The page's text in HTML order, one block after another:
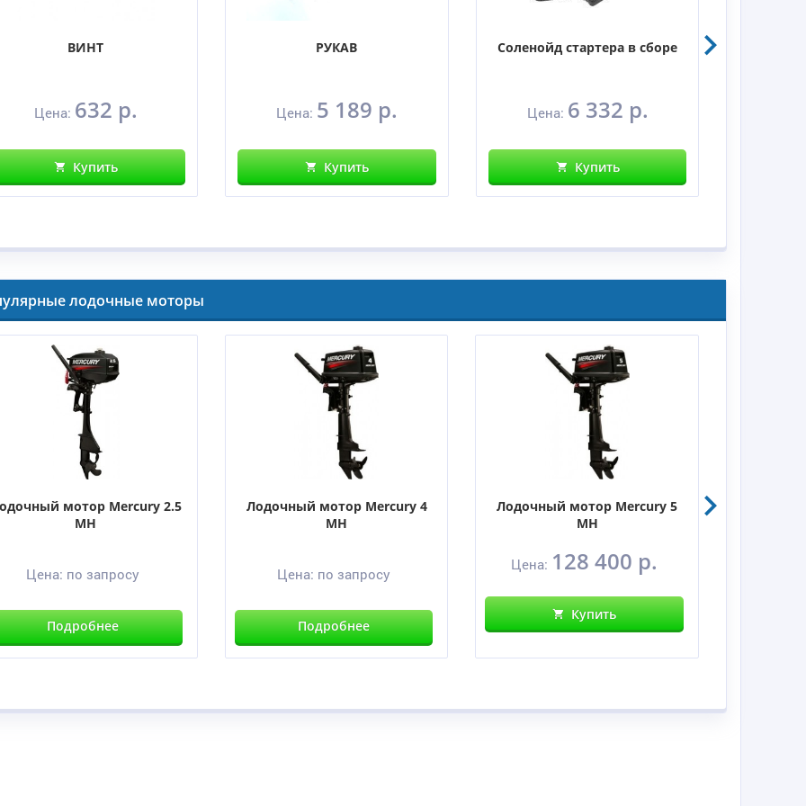
ВИНТ
Цена: 632 р.
Купить
РУКАВ
Цена: 5 189 р.
Купить
Соленойд стартера в сборе
Цена: 6 332 р.
Купить
лодочные моторы
мотор Mercury 2.5
MH
Цена: по запросу
Подробнее
Лодочный мотор Mercury 4
MH
Цена: по запросу
Подробнее
Лодочный мотор Mercury 5
MH
Цена: 128 400 р.
Купить